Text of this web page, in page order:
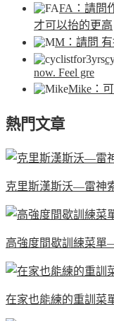
FA ：請問
才可以抬的更高
M ：請問
now. Feel gre
Mike ：
熱門文章
克里斯漢斯沃—雷神
高強度間歇訓練菜單
在家也能練的重訓菜